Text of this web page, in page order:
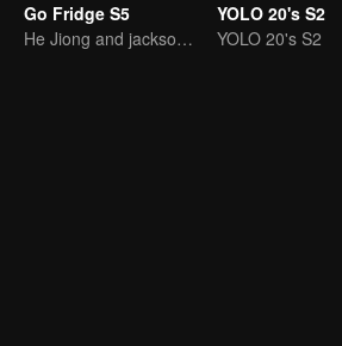
Go Fridge S5
He Jiong and jackson take everybody to reveal the Secrets of the fridge!
YOLO 20's S2
YOLO 20's S2